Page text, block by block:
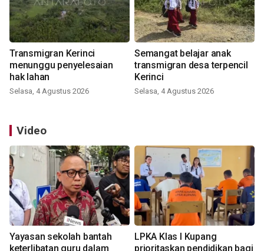
Transmigran Kerinci
menunggu penyelesaian
hak lahan
Selasa, 4 Agustus 2026
Semangat belajar anak
transmigran desa terpencil
Kerinci
Selasa, 4 Agustus 2026
Video
Yayasan sekolah bantah
keterlibatan guru dalam
LPKA Klas I Kupang
prioritaskan pendidikan bagi